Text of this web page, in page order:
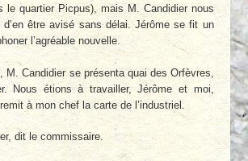
le quartier Picpus), mais M. Candidier nous
d’en être avisé sans délai. Jérôme se fit un
l’agréable nouvelle.
M. Candidier se présenta quai des Orfèvres,
Nous étions à travailler, Jérôme et moi,
à mon chef la carte de l’industriel.
dit le commissaire.